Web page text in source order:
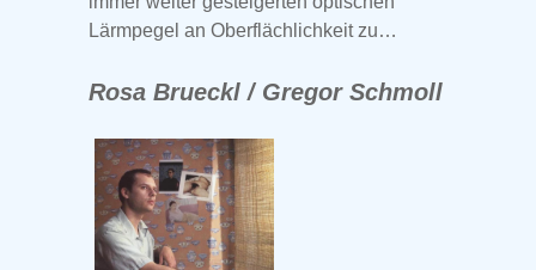
Lärmpegel an Oberflächlichkeit zu…
Rosa Brueckl / Gregor Schmoll